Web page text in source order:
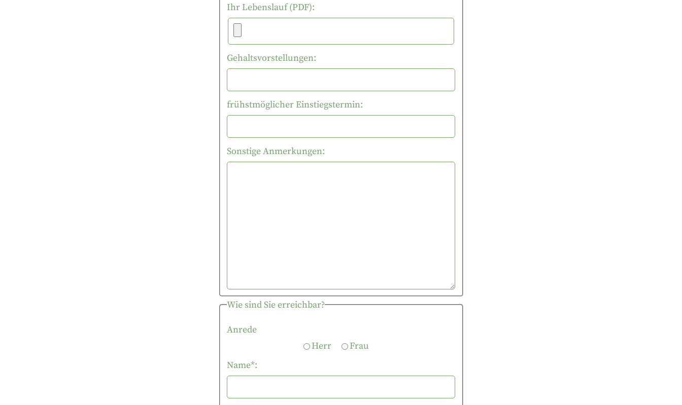
Ihr Lebenslauf (PDF):
Gehaltsvorstellungen:
frühstmöglicher Einstiegstermin:
Sonstige Anmerkungen:
Wie sind Sie erreichbar?
Anrede
Herr
Frau
Name*: